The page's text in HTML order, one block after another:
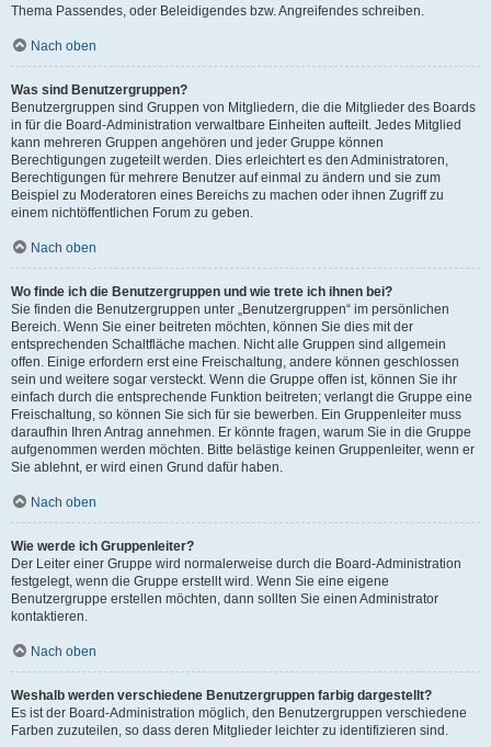
Thema Passendes, oder Beleidigendes bzw. Angreifendes schreiben.
Nach oben
Was sind Benutzergruppen?
Benutzergruppen sind Gruppen von Mitgliedern, die die Mitglieder des Boards
in für die Board-Administration verwaltbare Einheiten aufteilt. Jedes Mitglied
kann mehreren Gruppen angehören und jeder Gruppe können
Berechtigungen zugeteilt werden. Dies erleichtert es den Administratoren,
Berechtigungen für mehrere Benutzer auf einmal zu ändern und sie zum
Beispiel zu Moderatoren eines Bereichs zu machen oder ihnen Zugriff zu
einem nichtöffentlichen Forum zu geben.
Nach oben
Wo finde ich die Benutzergruppen und wie trete ich ihnen bei?
Sie finden die Benutzergruppen unter „Benutzergruppen“ im persönlichen
Bereich. Wenn Sie einer beitreten möchten, können Sie dies mit der
entsprechenden Schaltfläche machen. Nicht alle Gruppen sind allgemein
offen. Einige erfordern erst eine Freischaltung, andere können geschlossen
sein und weitere sogar versteckt. Wenn die Gruppe offen ist, können Sie ihr
einfach durch die entsprechende Funktion beitreten; verlangt die Gruppe eine
Freischaltung, so können Sie sich für sie bewerben. Ein Gruppenleiter muss
daraufhin Ihren Antrag annehmen. Er könnte fragen, warum Sie in die Gruppe
aufgenommen werden möchten. Bitte belästige keinen Gruppenleiter, wenn er
Sie ablehnt, er wird einen Grund dafür haben.
Nach oben
Wie werde ich Gruppenleiter?
Der Leiter einer Gruppe wird normalerweise durch die Board-Administration
festgelegt, wenn die Gruppe erstellt wird. Wenn Sie eine eigene
Benutzergruppe erstellen möchten, dann sollten Sie einen Administrator
kontaktieren.
Nach oben
Weshalb werden verschiedene Benutzergruppen farbig dargestellt?
Es ist der Board-Administration möglich, den Benutzergruppen verschiedene
Farben zuzuteilen, so dass deren Mitglieder leichter zu identifizieren sind.